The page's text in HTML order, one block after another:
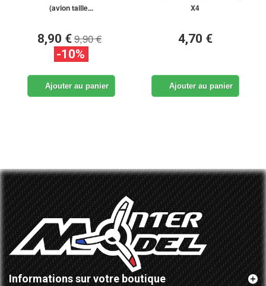
(avion taille...
8,90 €9,90 €
-10%
Ajouter au panier
X4
4,70 €
Ajouter au panier
Informations sur votre boutique